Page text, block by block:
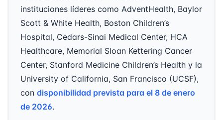
instituciones líderes como AdventHealth, Baylor
Scott & White Health, Boston Children’s
Hospital, Cedars-Sinai Medical Center, HCA
Healthcare, Memorial Sloan Kettering Cancer
Center, Stanford Medicine Children’s Health y la
University of California, San Francisco (UCSF),
con disponibilidad prevista para el 8 de enero
de 2026.